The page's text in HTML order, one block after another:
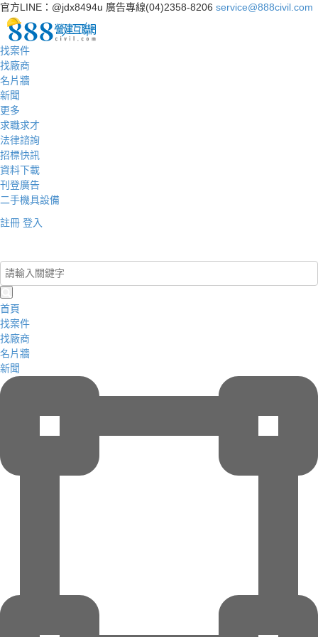
官方LINE：@jdx8494u 廣告專線(04)2358-8206 service@888civil.com
找案件
找廠商
名片牆
新聞
更多
求職求才
法律諮詢
招標快訊
資料下載
刊登廣告
二手機具設備
註冊 登入
首頁
找案件
找廠商
名片牆
新聞